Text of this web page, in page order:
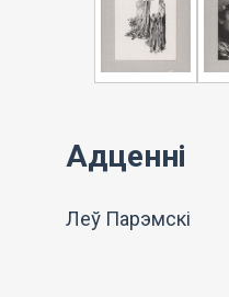
Адценні
Леў Парэмскі